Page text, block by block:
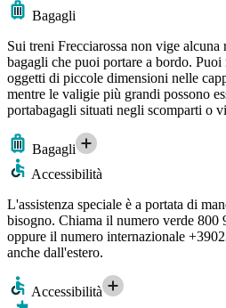
Bagagli
Sui treni Frecciarossa non vige
bagagli che puoi portare a bordo.
oggetti di piccole dimensioni nelle
mentre le valigie più grandi possono
portabagagli situati negli scomparti o
Bagagli
Accessibilità
L'assistenza speciale è a portata di
bisogno. Chiama il numero verde 800
oppure il numero internazionale
anche dall'estero.
Accessibilità